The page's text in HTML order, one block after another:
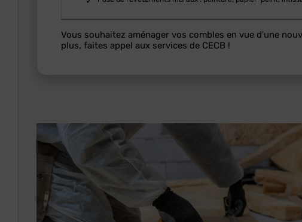
Vous souhaitez aménager vos combles en vue d'une
plus, faites appel aux services de CECB !